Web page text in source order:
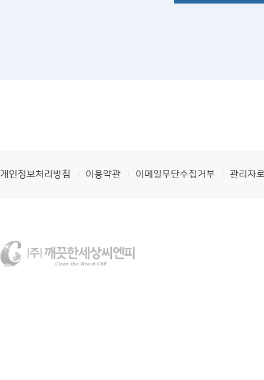
개인정보처리방침 이용약관 이메일무단수집거부 관리자